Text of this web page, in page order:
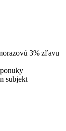
3% zľavu
subjekt